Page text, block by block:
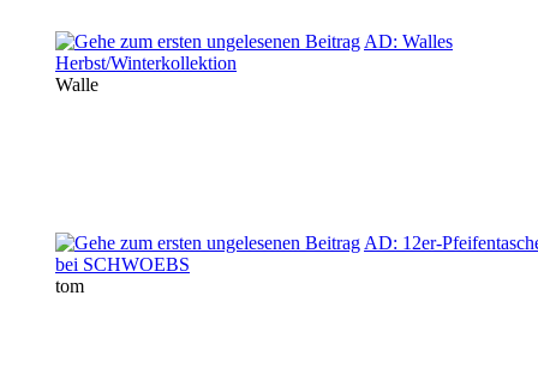
AD: Walles
Herbst/Winterkollektion
Walle
AD: 12er-
bei SCHWOEBS
tom